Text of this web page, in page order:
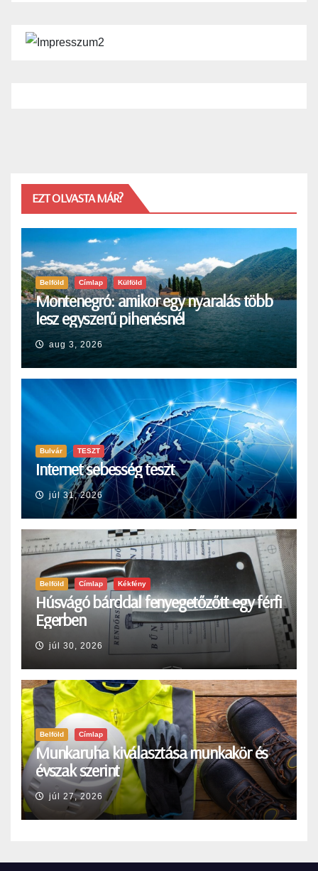
EZT OLVASTA MÁR?
Belföld Címlap Külföld
Montenegró: amikor egy nyaralás több
lesz egyszerű pihenésnél
aug 3, 2026
Bulvár TESZT
Internet sebesség teszt
júl 31, 2026
Belföld Címlap Kékfény
Húsvágó bárddal fenyegetőzőtt egy férfi
Egerben
júl 30, 2026
Belföld Címlap
Munkaruha kiválasztása munkakör és
évszak szerint
júl 27, 2026